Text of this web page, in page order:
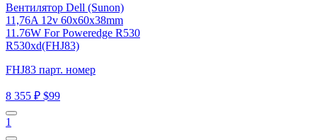
Вентилятор Dell (Sunon)
11,76A 12v 60x60x38mm
11.76W For Poweredge R530
R530xd(FHJ83)
FHJ83 парт. номер
8 355 ₽ $99
1